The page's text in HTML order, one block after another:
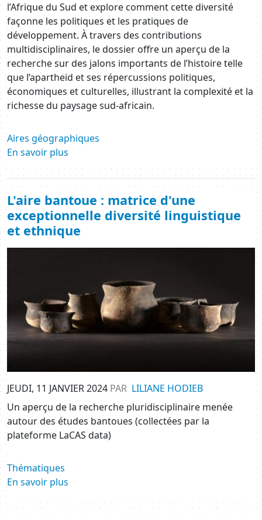
l’Afrique du Sud et explore comment cette diversité
façonne les politiques et les pratiques de
développement. À travers des contributions
multidisciplinaires, le dossier offre un aperçu de la
recherche sur des jalons importants de l’histoire telle
que l’apartheid et ses répercussions politiques,
économiques et culturelles, illustrant la complexité et la
richesse du paysage sud-africain.
Aires géographiques
En savoir plus
L'aire bantoue : matrice d'une
exceptionnelle diversité linguistique
et ethnique
JEUDI, 11 JANVIER 2024 PAR LILIANE HODIEB
Un aperçu de la recherche pluridisciplinaire menée
autour des études bantoues (collectées par la
plateforme LaCAS data)
Thématiques
En savoir plus